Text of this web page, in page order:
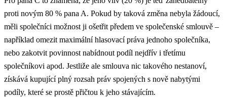
proti novým 80 % pana A. Pokud by taková změna nebyla žádoucí,
měli společníci možnost ji ošetřit předem ve společenské smlouvě –
například omezit maximální hlasovací práva jednoho společníka,
nebo zakotvit povinnost nabídnout podíl nejdřív i třetímu
společníkovi apod. Jestliže ale smlouva nic takového nestanoví,
získává kupující plný rozsah práv spojených s nově nabytými
podíly, které se prostě přičtou k jeho stávajícím.